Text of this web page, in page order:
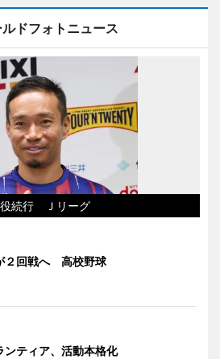
ルドフォトニュース
役続行 Ｊリーグ
２回戦へ 高校野球
ンティア、活動本格化